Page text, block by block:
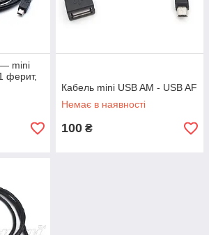
— mini
ферит,
Кабель mini USB AM - USB AF
Немає в наявності
100 ₴